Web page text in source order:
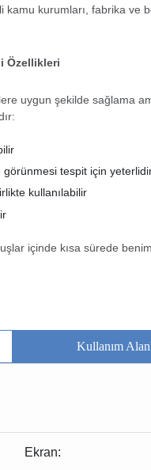
kamu kurumları, fabrika ve
Özellikleri
uygun şekilde sağlama
görünmesi tespit için
kullanılabilir
içinde kısa sürede
Kullanım
Ekran: